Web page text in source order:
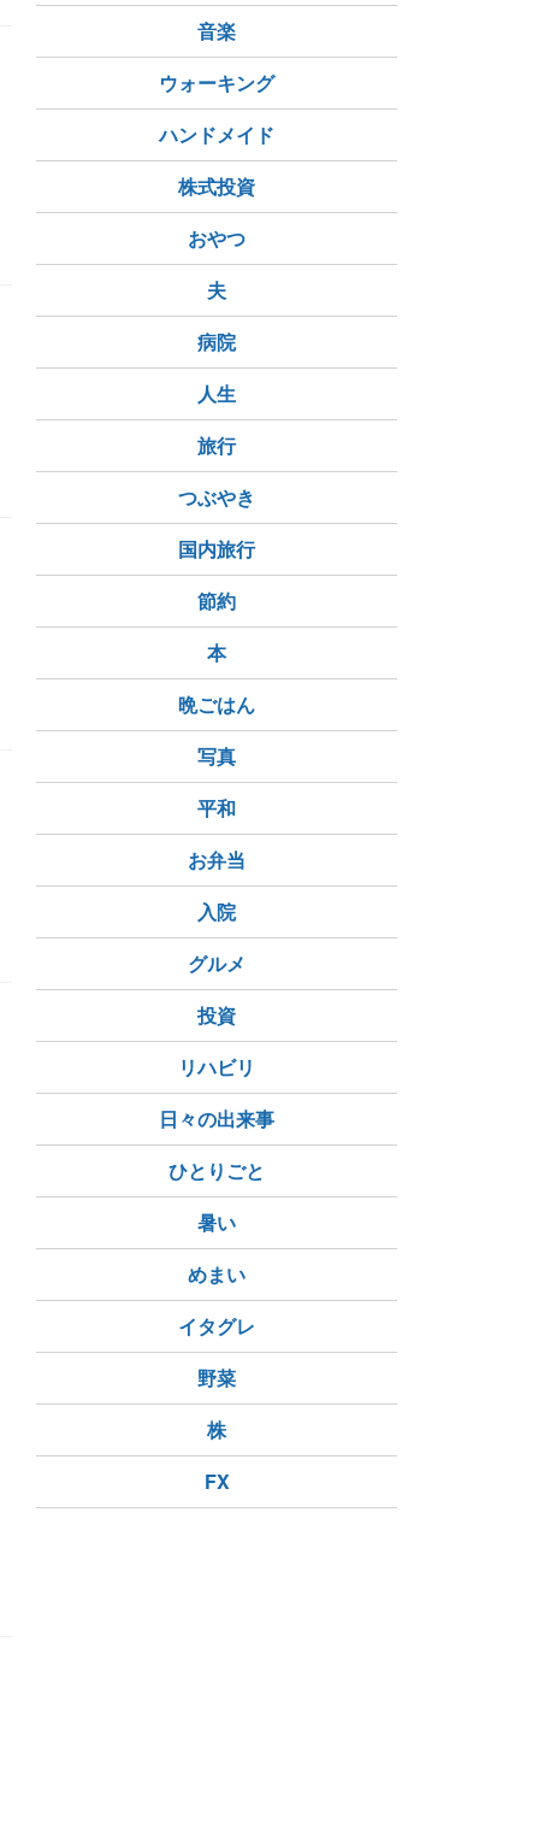
音楽
ウォーキング
ハンドメイド
株式投資
おやつ
夫
病院
人生
旅行
つぶやき
国内旅行
節約
本
晩ごはん
写真
平和
お弁当
入院
グルメ
投資
リハビリ
日々の出来事
ひとりごと
暑い
めまい
イタグレ
野菜
株
FX